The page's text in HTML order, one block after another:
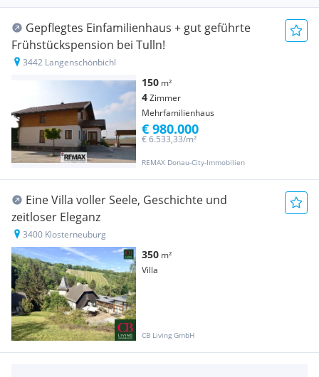
Gepflegtes Einfamilienhaus + gut geführte
Frühstückspension bei Tulln!
3442 Langenschönbichl
150 m²
4Zimmer
Mehrfamilienhaus
REMAX Donau-City-Immobilien
€ 6.533,33/m²
€ 980.000
Eine Villa voller Seele, Geschichte und
zeitloser Eleganz
3400 Klosterneuburg
350 m²
Villa
CB Living GmbH